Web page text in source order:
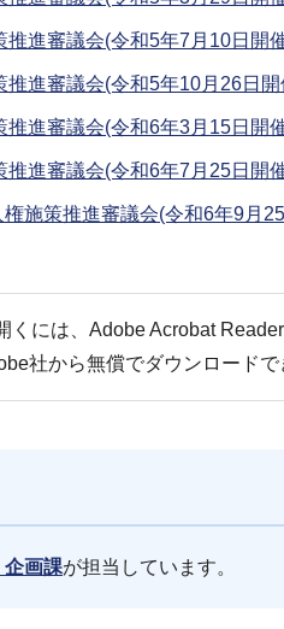
推進審議会(令和5年7月10日開
推進審議会(令和5年10月26日開
推進審議会(令和6年3月15日開
推進審議会(令和6年7月25日開
施策推進審議会(令和6年9月
くには、Adobe Acrobat Reader
社から無償でダウンロードで
画課が担当しています。